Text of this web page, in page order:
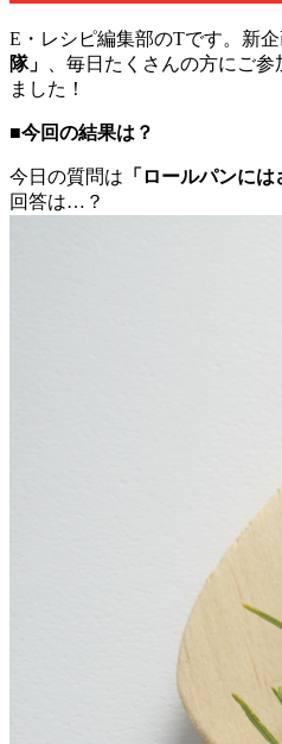
E・レシピ編集部のTです。新
隊」
、毎日たくさんの方にご
ました！
■今回の結果は？
今日の質問は 「ロールパンには
回答は…？